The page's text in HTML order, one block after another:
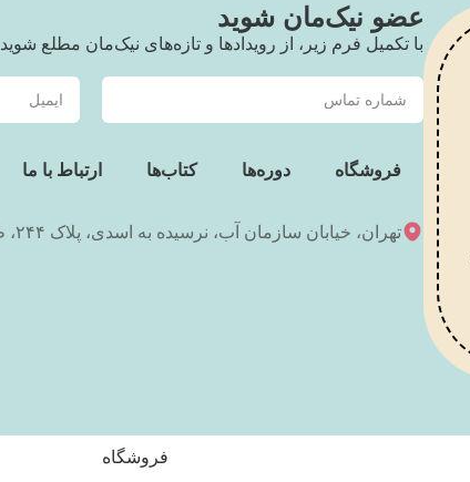
عضو نیک‌مان شوید
با تکمیل فرم زیر، از رویدادها و تازه‌های نیک‌مان مطلع شوید
فروشگاه دوره‌ها کتاب‌ها ارتباط با ما
تهران، خیابان سازمان آب، نرسیده به اسدی، پلاک ۲۴۴، طبقه ۴
فروشگاه